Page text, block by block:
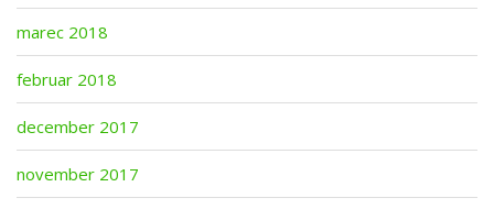
marec 2018
februar 2018
december 2017
november 2017